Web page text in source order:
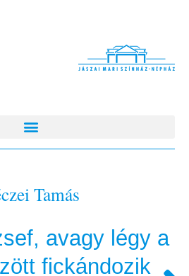
Tamás
avagy légy a
fickándozik